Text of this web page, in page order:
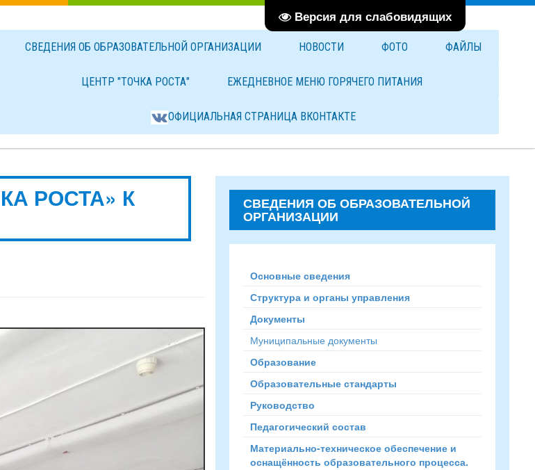
Версия для слабовидящих
СВЕДЕНИЯ ОБ ОБРАЗОВАТЕЛЬНОЙ ОРГАНИЗАЦИИ НОВОСТИ ФОТО ФАЙЛЫ
ЦЕНТР "ТОЧКА РОСТА" ЕЖЕДНЕВНОЕ МЕНЮ ГОРЯЧЕГО ПИТАНИЯ
ОФИЦИАЛЬНАЯ СТРАНИЦА ВКОНТАКТЕ
РОСТА» К СВЕДЕНИЯ ОБ ОБРАЗОВАТЕЛЬНОЙ
ОРГАНИЗАЦИИ
Основные сведения
Структура и органы управления
Документы
Муниципальные документы
Образование
Образовательные стандарты
Руководство
Педагогический состав
Материально-техническое обеспечение и
оснащённость образовательного процесса.